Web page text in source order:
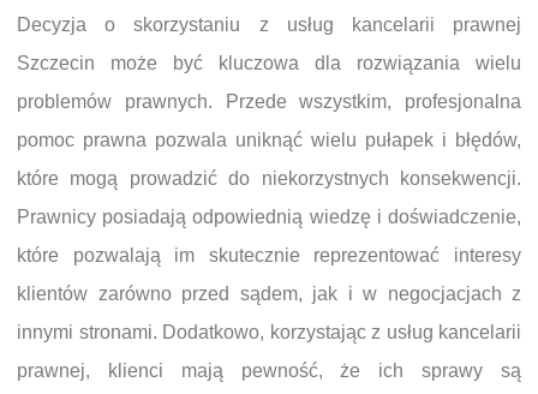
Decyzja o skorzystaniu z usług kancelarii prawnej
Szczecin może być kluczowa dla rozwiązania wielu
problemów prawnych. Przede wszystkim, profesjonalna
pomoc prawna pozwala uniknąć wielu pułapek i błędów,
które mogą prowadzić do niekorzystnych konsekwencji.
Prawnicy posiadają odpowiednią wiedzę i doświadczenie,
które pozwalają im skutecznie reprezentować interesy
klientów zarówno przed sądem, jak i w negocjacjach z
innymi stronami. Dodatkowo, korzystając z usług kancelarii
prawnej, klienci mają pewność, że ich sprawy są